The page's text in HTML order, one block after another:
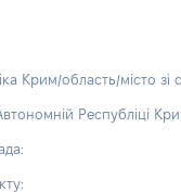
Крим/область/місто зі
Республіці